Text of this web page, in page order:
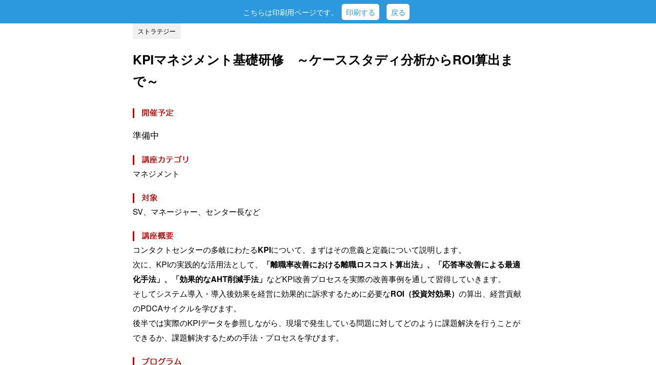
こちらは印刷用ページです。 印刷する 戻る
ストラテジー
KPIマネジメント基礎研修 ～ケーススタディ分析からROI算出ま
で～
準備中
マネジメント
SV、マネージャー、センター長など
コンタクトセンターの多岐にわたるKPIについて、まずはその意義と定義について説明します。
次に、KPIの実践的な活用法として、
「離職率改善における離職ロスコスト算出法」、「応答率改善による最適
化手法」、「効果的なAHT削減手法」 などKPI改善プロセスを実際の改善事例を通して習得していきます。
そしてシステム導入・導入後効果を経営に効果的に訴求するために必要なROI（投資対効果） の算出、経営貢献
のPDCAサイクルを学びます。
後半では実際のKPIデータを参照しながら、現場で発生している問題に対してどのように課題解決を行うことが
できるか、課題解決するための手法・プロセスを学びます。